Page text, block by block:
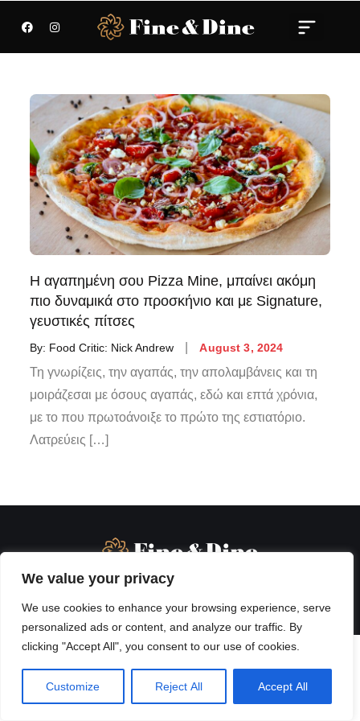
We value your privacy
We use cookies to enhance your browsing experience, serve
personalized ads or content, and analyze our traffic. By
clicking "Accept All", you consent to our use of cookies.
Customize Reject All Accept All
Η αγαπημένη σου Pizza Mine, μπαίνει ακόμη
πιο δυναμικά στο προσκήνιο και με Signature,
γευστικές πίτσες
By: Food Critic: Nick Andrew August 3, 2024
Τη γνωρίζεις, την αγαπάς, την απολαμβάνεις και τη
μοιράζεσαι με όσους αγαπάς, εδώ και επτά χρόνια,
με το που πρωτοάνοιξε το πρώτο της εστιατόριο.
Λατρεύεις […]